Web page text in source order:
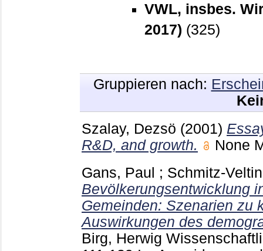
VWL, insbes.
2017) (325)
Gruppieren nach:
Szalay, Dezsö (2001)
R&D, and growth.
None
Gans, Paul ; Schmitz-
Bevölkerungsentwicklung
Gemeinden: Szenarien zu
Auswirkungen des
Birg, Herwig